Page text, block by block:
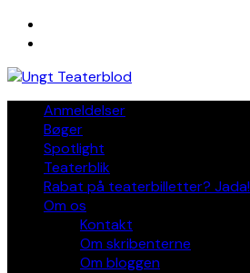
Skip
Anmeldelser
Bøger
Spotlight
Teaterblik
Rabat på teaterbilletter? Jada!
Om os
Kontakt
Om skribenterne
Om bloggen